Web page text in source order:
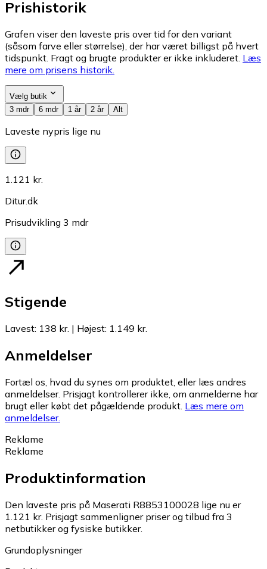
Prishistorik
Grafen viser den laveste pris over tid for den variant
(såsom farve eller størrelse), der har været billigst på hvert
tidspunkt. Fragt og brugte produkter er ikke inkluderet. Læs
mere om prisens historik.
Vælg butik
3 mdr
6 mdr 1 år 2 år Alt
Laveste nypris lige nu
1.121 kr.
Ditur.dk
Prisudvikling 3 mdr
Stigende
Lavest: 138 kr. | Højest: 1.149 kr.
Anmeldelser
Fortæl os, hvad du synes om produktet, eller læs andres
anmeldelser. Prisjagt kontrollerer ikke, om anmelderne har
brugt eller købt det pågældende produkt. Læs mere om
anmeldelser.
Reklame
Reklame
Produktinformation
Den laveste pris på Maserati R8853100028 lige nu er
1.121 kr. Prisjagt sammenligner priser og tilbud fra 3
netbutikker og fysiske butikker.
Grundoplysninger